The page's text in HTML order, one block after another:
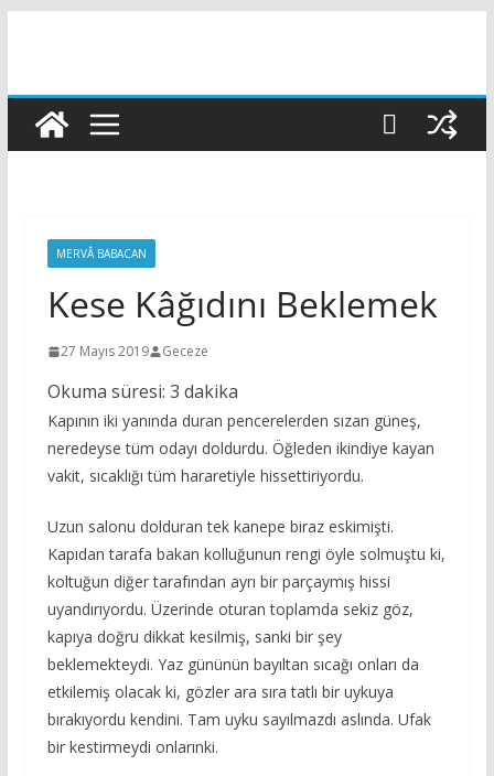
MERVÂ BABACAN
Kese Kâğıdını Beklemek
27 Mayıs 2019 Geceze
Okuma süresi: 3 dakika
Kapının iki yanında duran pencerelerden sızan güneş,
neredeyse tüm odayı doldurdu. Öğleden ikindiye kayan
vakit, sıcaklığı tüm hararetiyle hissettiriyordu.
Uzun salonu dolduran tek kanepe biraz eskimişti.
Kapıdan tarafa bakan kolluğunun rengi öyle solmuştu ki,
koltuğun diğer tarafından ayrı bir parçaymış hissi
uyandırıyordu. Üzerinde oturan toplamda sekiz göz,
kapıya doğru dikkat kesilmiş, sanki bir şey
beklemekteydi. Yaz gününün bayıltan sıcağı onları da
etkilemiş olacak ki, gözler ara sıra tatlı bir uykuya
bırakıyordu kendini. Tam uyku sayılmazdı aslında. Ufak
bir kestirmeydi onlarınki.